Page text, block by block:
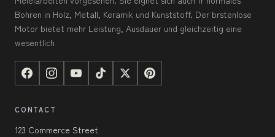
Bohren in Holz, Metall, Keramik und Kunststoff. Der brstenlose
Motor bietet mehr Leistung, Ausdauer und gleichzeitig eine
wesentlich
CONTACT
123 Commerce Street